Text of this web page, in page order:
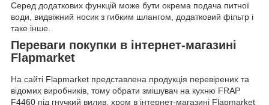
Серед додаткових функцій може бути окрема подача питної
води, видвіжний носик з гибким шлангом, додатковий фільтр і
таке інше.
Переваги покупки в інтернет-магазині
Flapmarket
На сайті Flapmarket представлена продукція перевірених та
відомих виробників, тому обрати змішувач на кухню FRAP
F4460 під гнучкий вилив, хром в інтернет-магазині Flapmarket